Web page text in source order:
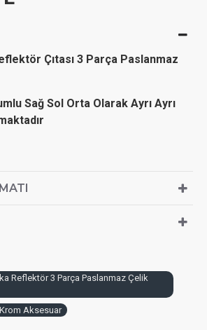
Çıtası 3 Parça Paslanmaz
Sağ Sol Orta Olarak Ayrı Ayrı
Reflektör 3 Parça Paslanmaz Çelik
Aksesuar